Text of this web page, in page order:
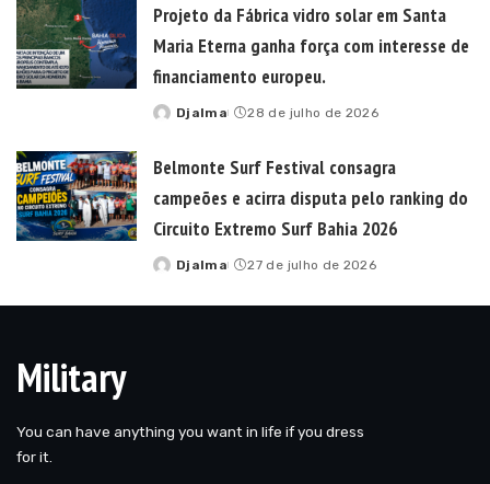
Projeto da Fábrica vidro solar em Santa
Maria Eterna ganha força com interesse de
financiamento europeu.
Posted
Djalma 28 de julho de 2026
Belmonte Surf Festival consagra
campeões e acirra disputa pelo ranking do
Circuito Extremo Surf Bahia 2026
Posted
Djalma 27 de julho de 2026
Military
You can have anything you want in life if you dress
for it.